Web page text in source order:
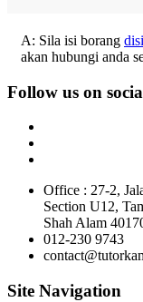
A: Sila isi borang
akan hubungi anda
Follow us on
Office : 27-2,
Section U12,
Shah Alam
012-230 9743
Site Navigation